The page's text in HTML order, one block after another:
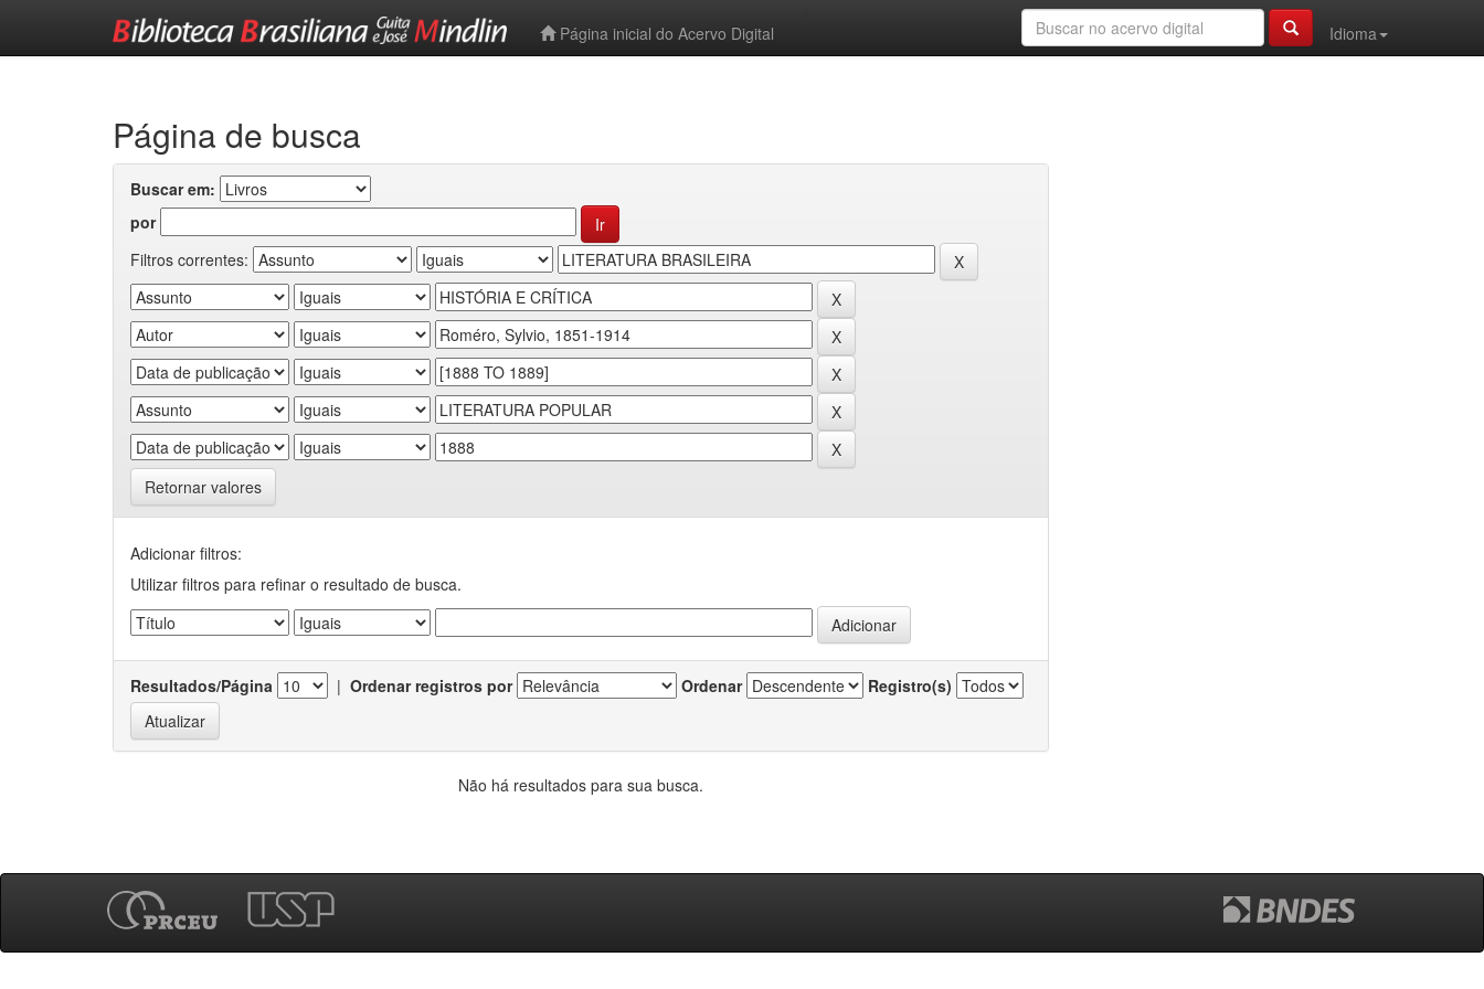
Página inicial do Acervo Digital
Idioma
Página de busca
Buscar em:
por
Filtros correntes:
Retornar valores
Adicionar filtros:
Utilizar filtros para refinar o resultado de busca.
Resultados/Página | Ordenar registros por Ordenar Registro(s)
Não há resultados para sua busca.